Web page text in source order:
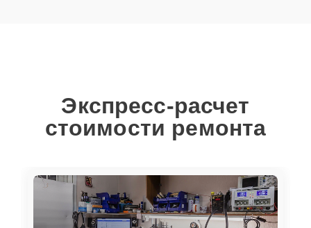
Экспресс-расчет
стоимости ремонта